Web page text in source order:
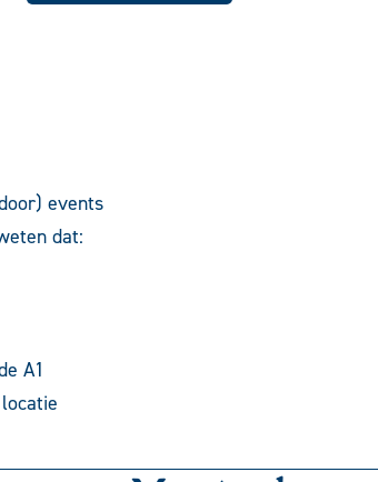
) events
dat:
A1